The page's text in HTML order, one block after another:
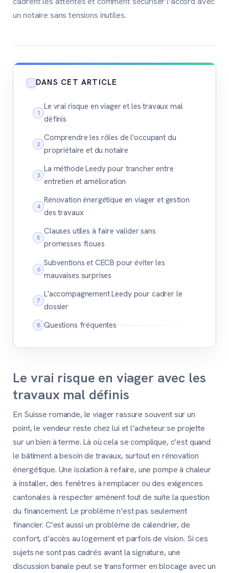
un notaire sans tensions inutiles.
DANS CET ARTICLE
Le vrai risque en viager et les travaux mal
définis
Comprendre les rôles de l'occupant du
propriétaire et du notaire
La méthode Leedy pour trancher entre
entretien et amélioration
Rénovation énergétique en viager et gestion
des travaux
Clauses utiles à faire valider sans
promesses floues
Subventions et CECB pour éviter les
mauvaises surprises
L'accompagnement Leedy pour cadrer le
dossier
Questions fréquentes
Le vrai risque en viager avec les
travaux mal définis
En Suisse romande, le viager rassure souvent sur un
point, le vendeur reste chez lui et l’acheteur se projette
sur un bien à terme. Là où cela se complique, c’est quand
le bâtiment a besoin de travaux, surtout en rénovation
énergétique. Une isolation à refaire, une pompe à chaleur
à installer, des fenêtres à remplacer ou des exigences
cantonales à respecter amènent tout de suite la question
du financement. Le problème n’est pas seulement
financier. C’est aussi un problème de calendrier, de
confort, d’accès au logement et parfois de vision. Si ces
sujets ne sont pas cadrés avant la signature, une
discussion banale peut se transformer en blocage avec un